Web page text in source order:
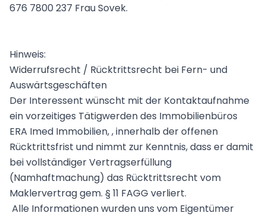
676 7800 237 Frau Sovek.
Hinweis:
Widerrufsrecht / Rücktrittsrecht bei Fern- und
Auswärtsgeschäften
Der Interessent wünscht mit der Kontaktaufnahme
ein vorzeitiges Tätigwerden des Immobilienbüros
ERA Imed Immobilien, , innerhalb der offenen
Rücktrittsfrist und nimmt zur Kenntnis, dass er damit
bei vollständiger Vertragserfüllung
(Namhaftmachung) das Rücktrittsrecht vom
Maklervertrag gem. § 11 FAGG verliert.
Alle Informationen wurden uns vom Eigentümer